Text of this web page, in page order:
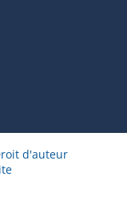
d'auteur